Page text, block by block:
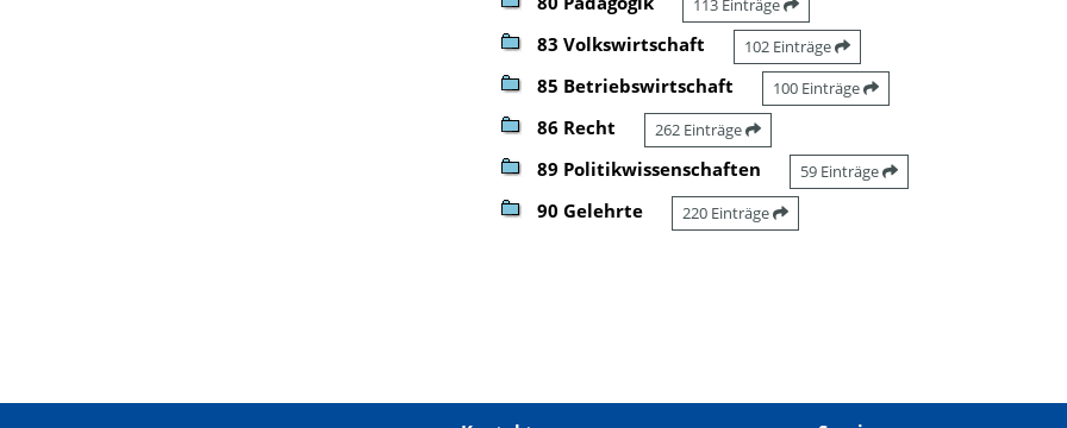
113 Einträge
83 Volkswirtschaft 102 Einträge
85 Betriebswirtschaft 100 Einträge
86 Recht 262 Einträge
89 Politikwissenschaften 59 Einträge
90 Gelehrte 220 Einträge